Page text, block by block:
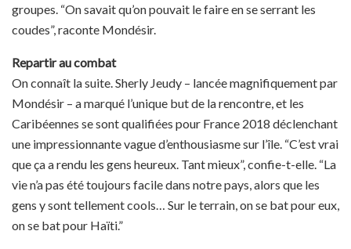
groupes. “On savait qu’on pouvait le faire en se serrant les
coudes”, raconte Mondésir.
Repartir au combat
On connaît la suite. Sherly Jeudy – lancée magnifiquement par
Mondésir – a marqué l’unique but de la rencontre, et les
Caribéennes se sont qualifiées pour France 2018 déclenchant
une impressionnante vague d’enthousiasme sur l’île. “C’est vrai
que ça a rendu les gens heureux. Tant mieux”, confie-t-elle. “La
vie n’a pas été toujours facile dans notre pays, alors que les
gens y sont tellement cools… Sur le terrain, on se bat pour eux,
on se bat pour Haïti.”